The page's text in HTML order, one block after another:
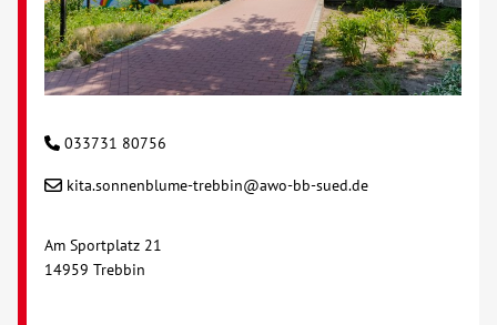
033731 80756
kita.sonnenblume-trebbin@awo-bb-sued.de
Am Sportplatz 21
14959 Trebbin